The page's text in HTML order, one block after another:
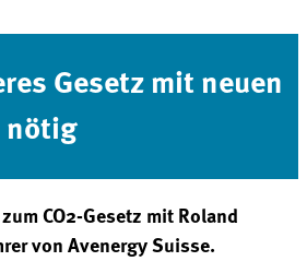
Gesetz mit neuen
nötig
CO2-Gesetz mit Roland
von Avenergy Suisse.